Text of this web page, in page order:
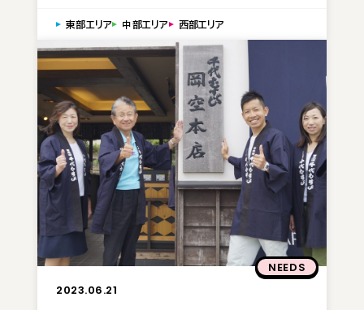
東部エリア 中部エリア 西部エリア
NEEDS
2023.06.21